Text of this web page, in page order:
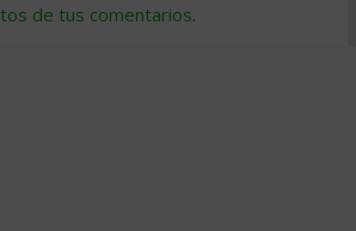
de tus comentarios.